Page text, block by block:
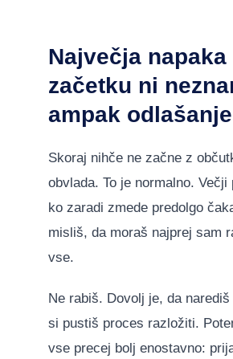
Največja napaka
začetku ni
ampak odlašanje
Skoraj nihče ne začne z
obvlada. To je normalno. Večji
ko zaradi zmede predolgo
misliš, da moraš najprej sam
vse.
Ne rabiš. Dovolj je, da
si pustiš proces razložiti.
vse precej bolj enostavno: